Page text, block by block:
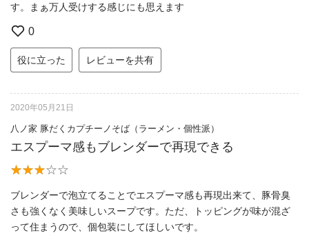
す。まぁ万人受けする感じにも思えます
0
役に立った レビューを共有
2020年05月21日
八ノ家 豚だくカプチーノそば（ラーメン・個性派）
エスプーマ感もブレンダーで再現できる
ブレンダーで泡立てることでエスプーマ感も再現出来て、豚骨臭
さも強くなく美味しいスープです。ただ、トッピングが味が混ざ
って住まうので、個包装にしてほしいです。